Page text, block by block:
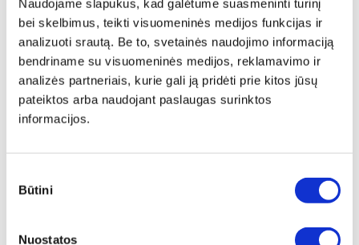
Naudojame slapukus, kad galėtume suasmeninti turinį
bei skelbimus, teikti visuomeninės medijos funkcijas ir
analizuoti srautą. Be to, svetainės naudojimo informaciją
bendriname su visuomeninės medijos, reklamavimo ir
analizės partneriais, kurie gali ją pridėti prie kitos jūsų
pateiktos arba naudojant paslaugas surinktos
informacijos.
pasirinkimas
Būtini
Nuostatos